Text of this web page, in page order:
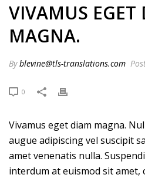
VIVAMUS EGET
MAGNA.
Byblevine@tls-translations.com
0
Vivamus eget diam magna.
augue adipiscing vel suscipit
amet venenatis nulla.
interdum at euismod sit amet,